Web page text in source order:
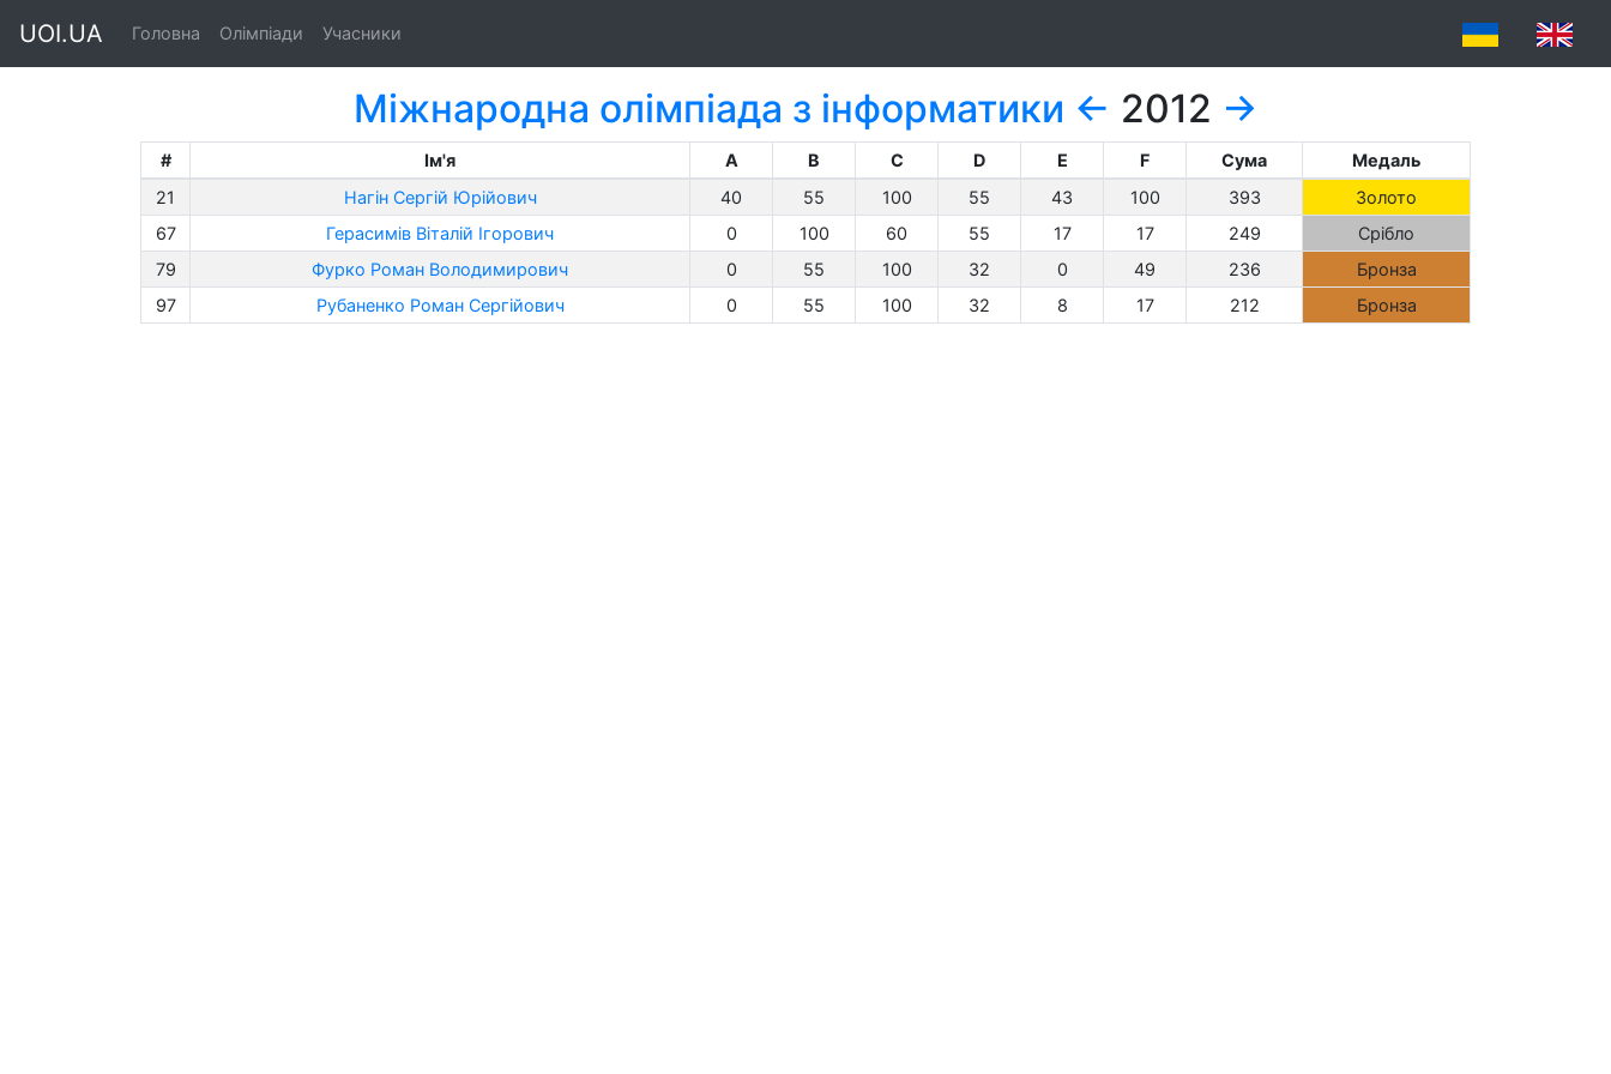
UOI.UA Головна Олімпіади Учасники
Міжнародна олімпіада з інформатики ← 2012 →
# Ім'я A B C D E F Сума
Медаль
21
Нагін Сергій Юрійович 40 55 100 55 43 100 393
Золото
67
Герасимів Віталій Ігорович 0 100 60 55 17 17 249
Срібло
79
Фурко Роман Володимирович 0 55 100 32 0 49 236
Бронза
97
Рубаненко Роман Сергійович 0 55 100 32 8 17 212 Бронза